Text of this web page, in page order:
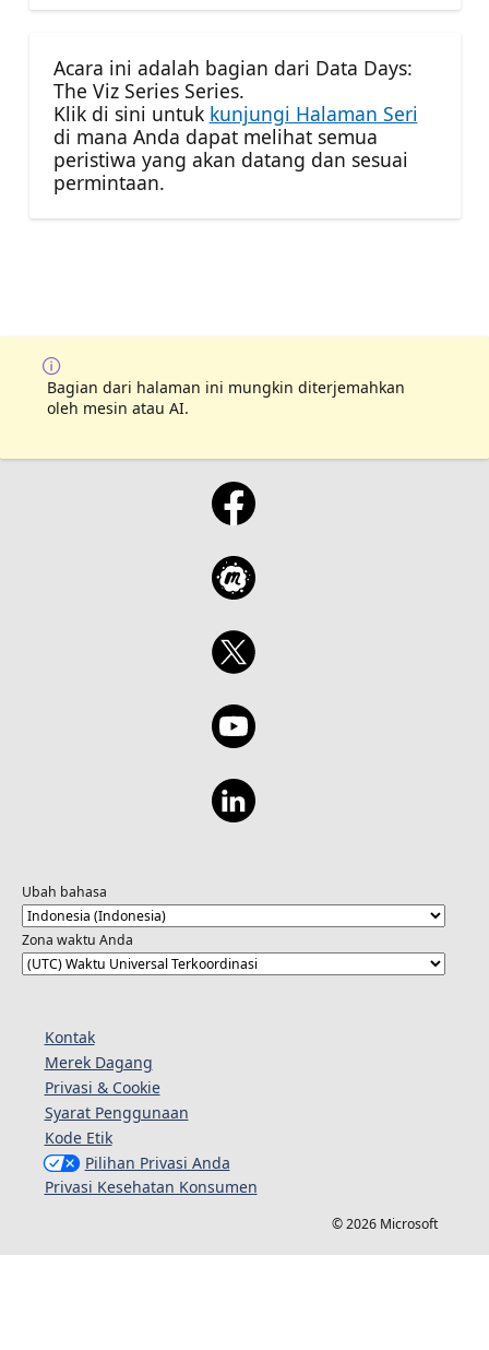
Acara ini adalah bagian dari Data Days:
The Viz Series Series.
Klik di sini untuk kunjungi Halaman Seri
di mana Anda dapat melihat semua
peristiwa yang akan datang dan sesuai
permintaan.
Bagian dari halaman ini mungkin diterjemahkan
oleh mesin atau AI.
Ubah bahasa
Zona waktu Anda
Kontak
Merek Dagang
Privasi & Cookie
Syarat Penggunaan
Kode Etik
Pilihan Privasi Anda
Privasi Kesehatan Konsumen
© 2026 Microsoft